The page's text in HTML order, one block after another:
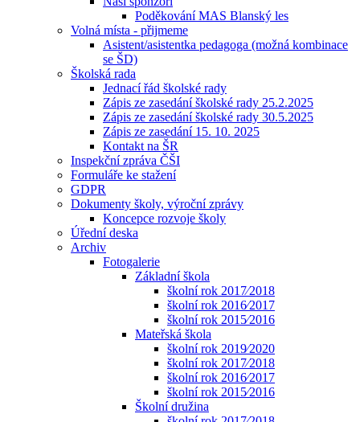
Poděkování MAS Blanský les
Volná místa - přijmeme
Asistent/asistentka pedagoga (možná kombinace
se ŠD)
Školská rada
Jednací řád školské rady
Zápis ze zasedání školské rady 25.2.2025
Zápis ze zasedání školské rady 30.5.2025
Zápis ze zasedání 15. 10. 2025
Kontakt na ŠR
Inspekční zpráva ČŠI
Formuláře ke stažení
GDPR
Dokumenty školy, výroční zprávy
Koncepce rozvoje školy
Úřední deska
Archiv
Fotogalerie
Základní škola
školní rok 2017⁄2018
školní rok 2016⁄2017
školní rok 2015⁄2016
Mateřská škola
školní rok 2019⁄2020
školní rok 2017⁄2018
školní rok 2016⁄2017
školní rok 2015⁄2016
Školní družina